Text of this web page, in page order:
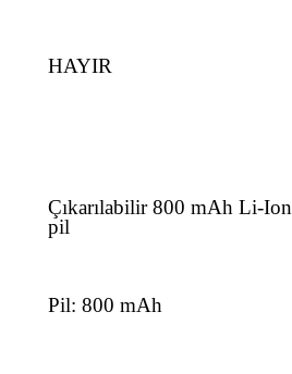
HAYIR
Çıkarılabilir 800 mAh Li-Ion
pil
Pil: 800 mAh